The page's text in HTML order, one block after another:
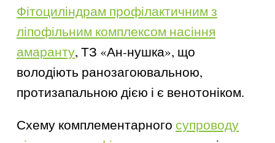
Фітоциліндрам профілактичним з
ліпофільним комплексом насіння
амаранту, ТЗ «Ан-нушка», що
володіють ранозагоювальною,
протизапальною дією і є венотоніком.
Схему комплементарного супроводу